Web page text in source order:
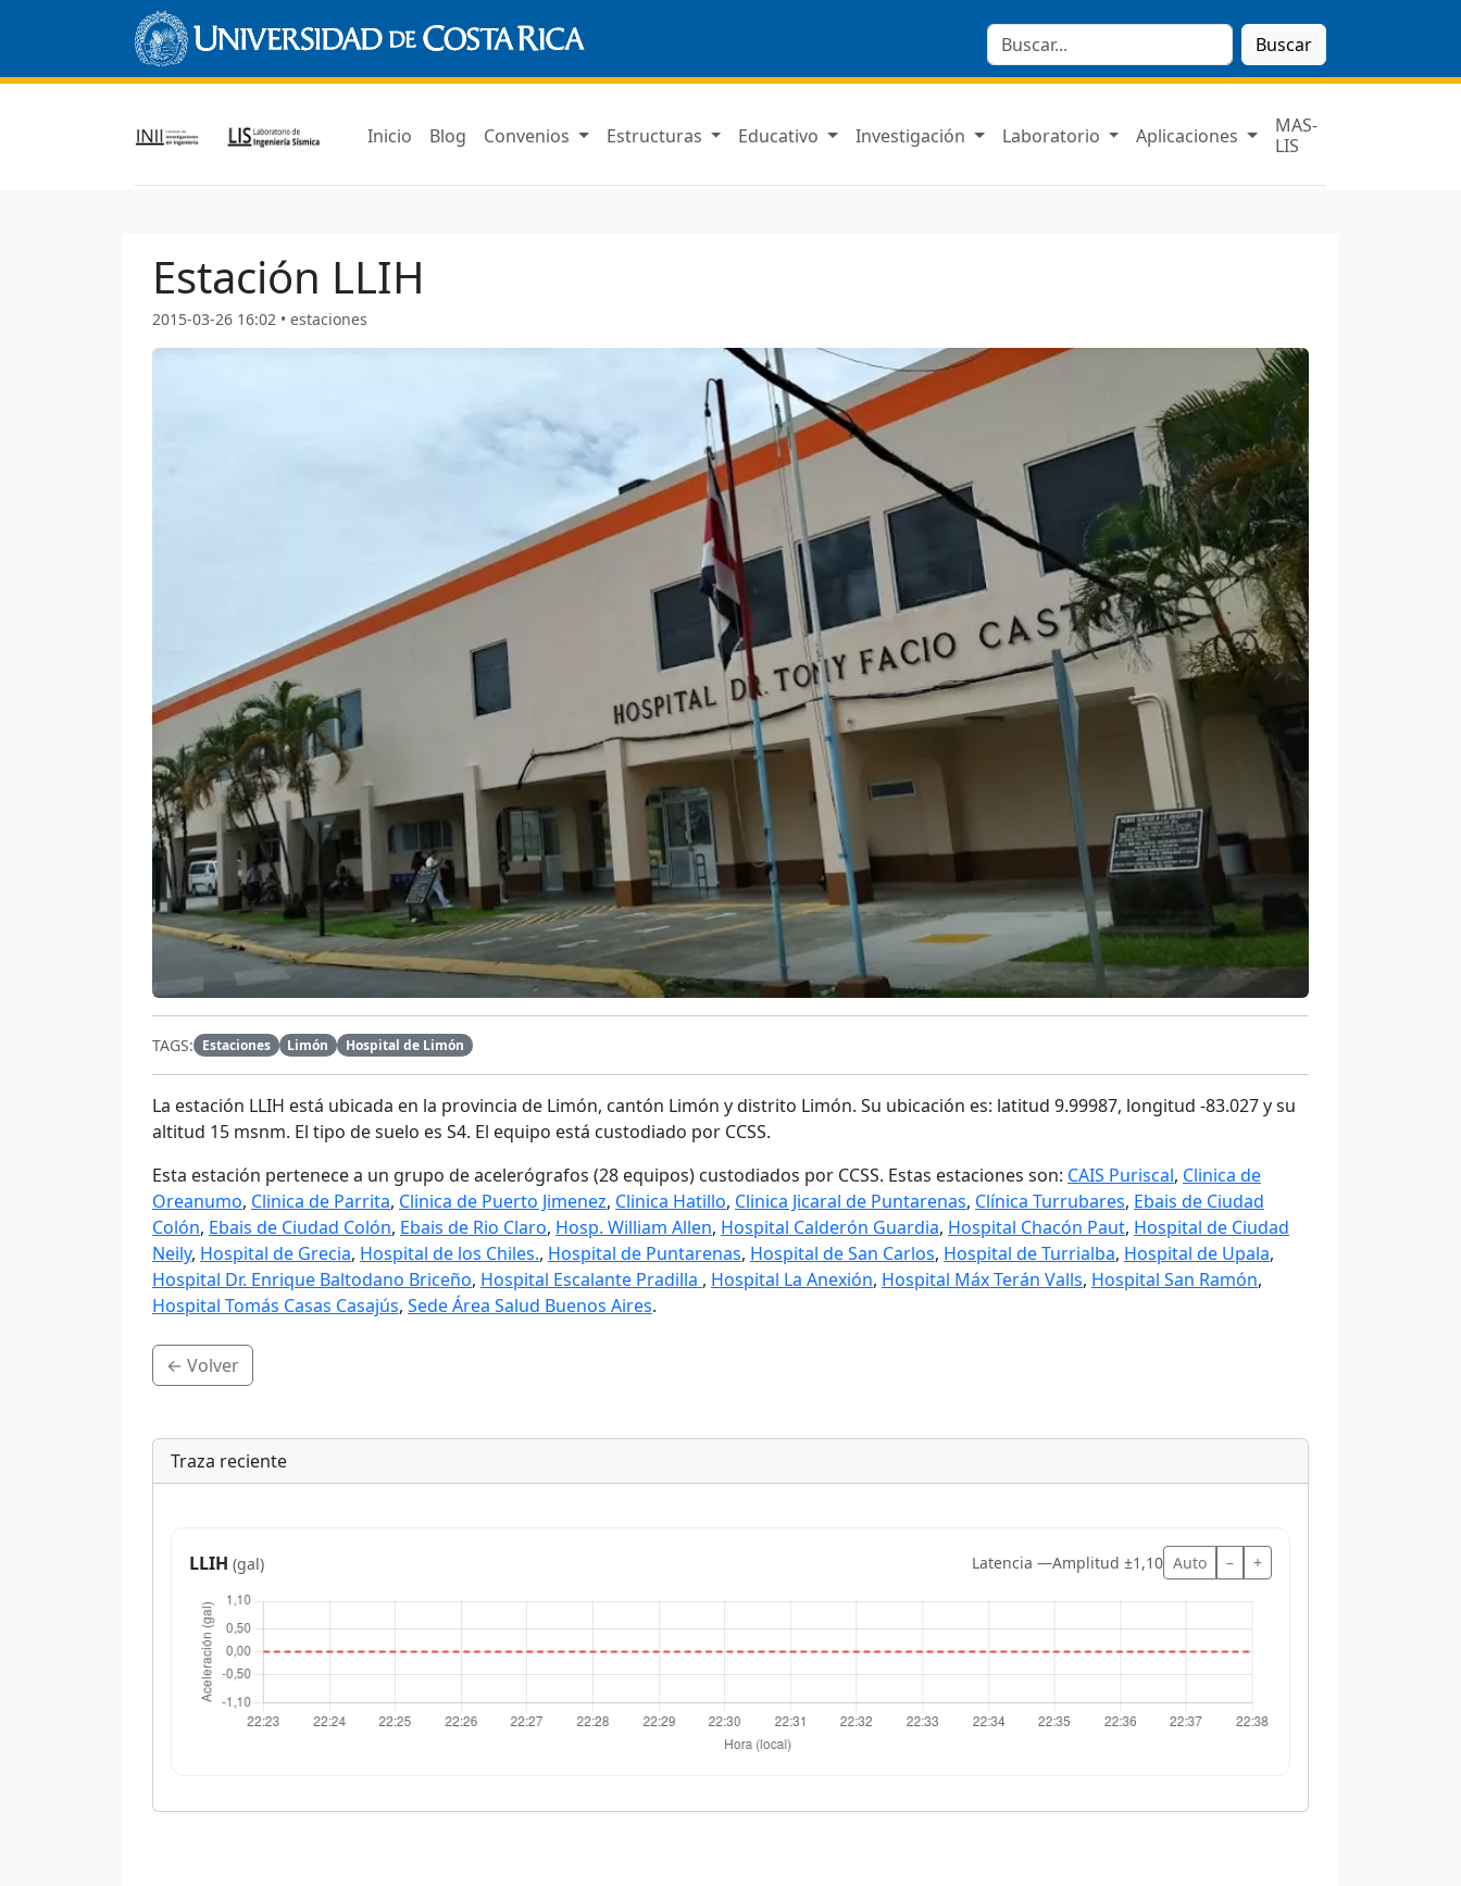
Buscar
Inicio Blog Convenios Estructuras Educativo Investigación Laboratorio Aplicaciones
MAS-
LIS
Estación LLIH
2015-03-26 16:02 • estaciones
TAGS: Estaciones Limón Hospital de Limón
La estación LLIH está ubicada en la provincia de Limón, cantón Limón y distrito Limón. Su ubicación es: latitud 9.99987, longitud -83.027 y su
altitud 15 msnm. El tipo de suelo es S4. El equipo está custodiado por CCSS.
Esta estación pertenece a un grupo de acelerógrafos (28 equipos) custodiados por CCSS. Estas estaciones son: CAIS Puriscal, Clinica de
Oreanumo, Clinica de Parrita, Clinica de Puerto Jimenez, Clinica Hatillo, Clinica Jicaral de Puntarenas, Clínica Turrubares, Ebais de Ciudad
Colón, Ebais de Ciudad Colón, Ebais de Rio Claro, Hosp. William Allen, Hospital Calderón Guardia, Hospital Chacón Paut, Hospital de Ciudad
Neily, Hospital de Grecia, Hospital de los Chiles., Hospital de Puntarenas, Hospital de San Carlos, Hospital de Turrialba, Hospital de Upala,
Hospital Dr. Enrique Baltodano Briceño, Hospital Escalante Pradilla , Hospital La Anexión, Hospital Máx Terán Valls, Hospital San Ramón,
Hospital Tomás Casas Casajús, Sede Área Salud Buenos Aires.
← Volver
Traza reciente
LLIH (gal) Latencia —Amplitud ±1,10 Auto – +